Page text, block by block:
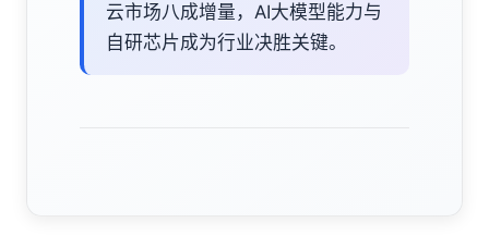
云市场八成增量，AI大模型能力与
自研芯片成为行业决胜关键。